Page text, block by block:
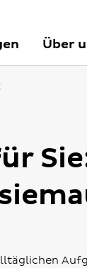
Über